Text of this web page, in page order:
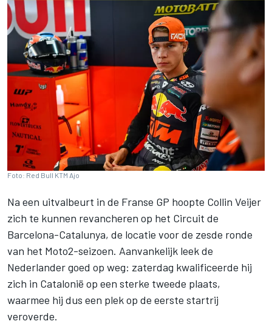
Foto: Red Bull KTM Ajo
Na een uitvalbeurt in de Franse GP hoopte Collin Veijer
zich te kunnen revancheren op het Circuit de
Barcelona-Catalunya, de locatie voor de zesde ronde
van het Moto2-seizoen. Aanvankelijk leek de
Nederlander goed op weg: zaterdag kwalificeerde hij
zich in Catalonië op een sterke tweede plaats,
waarmee hij dus een plek op de eerste startrij
veroverde.